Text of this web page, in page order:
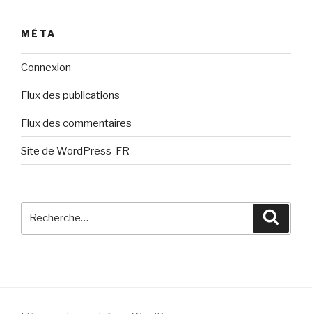
MÉTA
Connexion
Flux des publications
Flux des commentaires
Site de WordPress-FR